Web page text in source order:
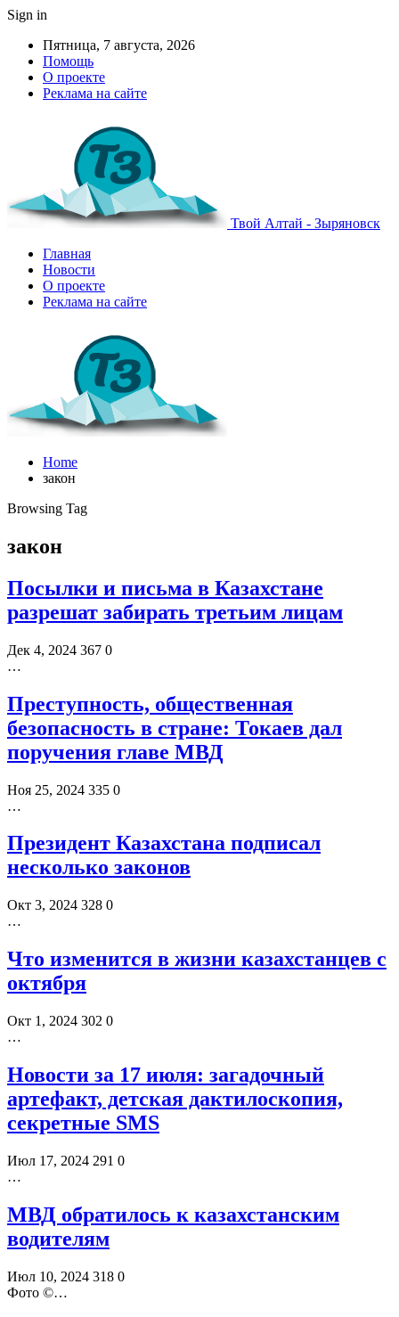
Sign in
Пятница, 7 августа, 2026
Помощь
О проекте
Реклама на сайте
Твой Алтай - Зыряновск
Главная
Новости
О проекте
Реклама на сайте
Home
закон
Browsing Tag
закон
Посылки и письма в Казахстане
разрешат забирать третьим лицам
Дек 4, 2024 367 0
…
Преступность, общественная
безопасность в стране: Токаев дал
поручения главе МВД
Ноя 25, 2024 335 0
…
Президент Казахстана подписал
несколько законов
Окт 3, 2024 328 0
…
Что изменится в жизни казахстанцев с
октября
Окт 1, 2024 302 0
…
Новости за 17 июля: загадочный
артефакт, детская дактилоскопия,
секретные SMS
Июл 17, 2024 291 0
…
МВД обратилось к казахстанским
водителям
Июл 10, 2024 318 0
Фото ©️…